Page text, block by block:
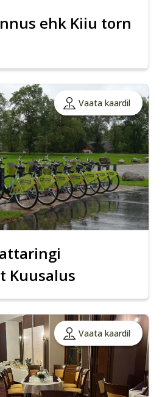
ehk Kiiu torn
Vaata kaardil
Kuusalus
Vaata kaardil